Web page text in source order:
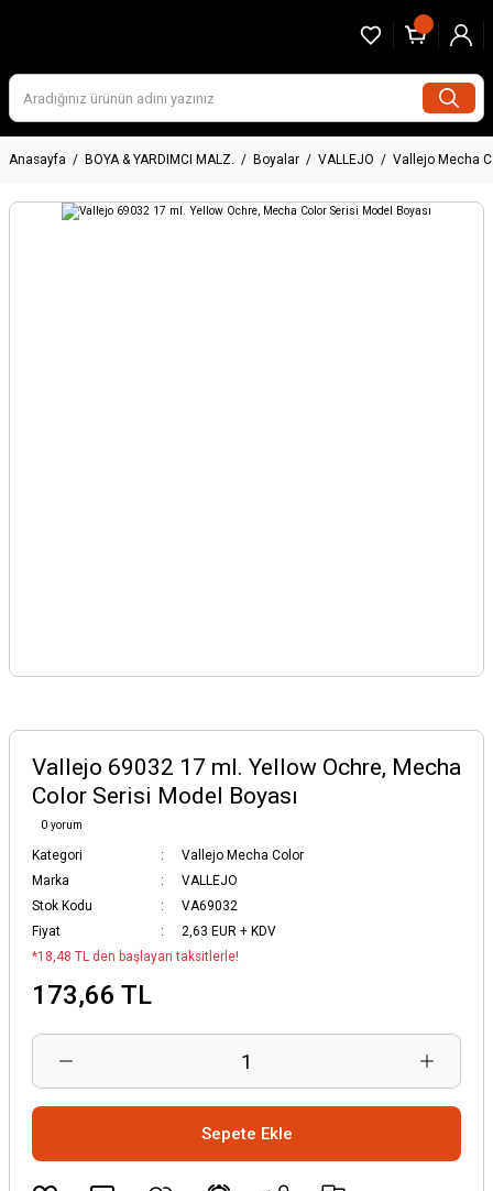
Anasayfa BOYA & YARDIMCI MALZ. Boyalar VALLEJO Vallejo Mecha
Vallejo 69032 17 ml. Yellow Ochre, Mecha
Color Serisi Model Boyası
0 yorum
Kategori
Vallejo Mecha Color
Marka
VALLEJO
Stok Kodu
VA69032
Fiyat
2,63 EUR + KDV
*18,48 TL den başlayan taksitlerle!
173,66 TL
Sepete Ekle